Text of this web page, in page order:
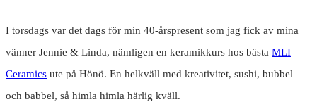
I torsdags var det dags för min 40-årspresent som jag fick av mina
vänner Jennie & Linda, nämligen en keramikkurs hos bästa MLI
Ceramics ute på Hönö. En helkväll med kreativitet, sushi, bubbel
och babbel, så himla himla härlig kväll.